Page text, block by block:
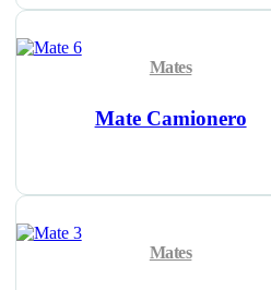
Mate Camionero
Mates
Mates